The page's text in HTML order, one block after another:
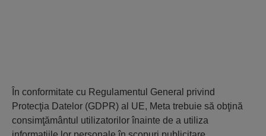
În conformitate cu Regulamentul General privind
Protecţia Datelor (GDPR) al UE, Meta trebuie să obţină
consimţământul utilizatorilor înainte de a utiliza